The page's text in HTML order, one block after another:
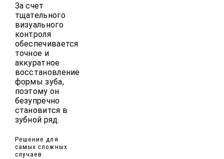
За счет
тщательного
визуального
контроля
обеспечивается
точное и
аккуратное
восстановление
формы зуба,
поэтому он
безупречно
становится в
зубной ряд.
Решение для
самых сложных
случаев